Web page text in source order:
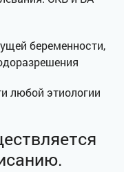
беременности,
любой этиологии